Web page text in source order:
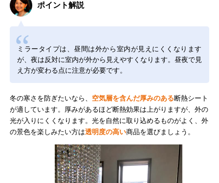
ポイント解説
ミラータイプは、昼間は外から室内が見えにくくなります
が、夜は反対に室内が外から見えやすくなります。昼夜で見
え方が変わる点に注意が必要です。
冬の寒さを防ぎたいなら、 空気層を含んだ厚みのある断熱シート
が適しています。厚みがあるほど断熱効果は上がりますが、外の
光が入りにくくなります。光を自然に取り込めるものがよく、外
の景色を楽しみたい方は透明度の高い商品を選びましょう。